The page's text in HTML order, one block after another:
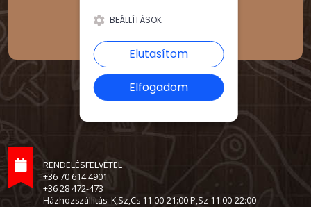
RENDELÉSFELVÉTEL
+36 70 614 4901
+36 28 472-473
Házhozszállítás: K,Sz,Cs 11:00-21:00 P,Sz 11:00-22:00
BEÁLLÍTÁSOK
Elutasítom
Elfogadom